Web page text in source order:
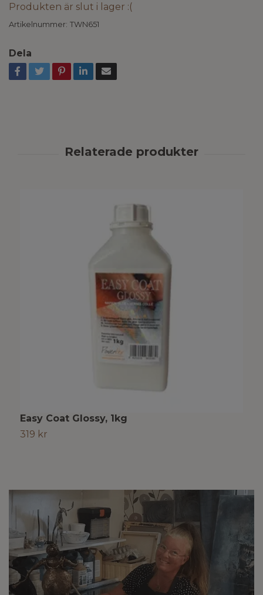
Produkten är slut i lager :(
Artikelnummer: TWN651
Dela
Easy Coat Glossy, 1kg
319 kr